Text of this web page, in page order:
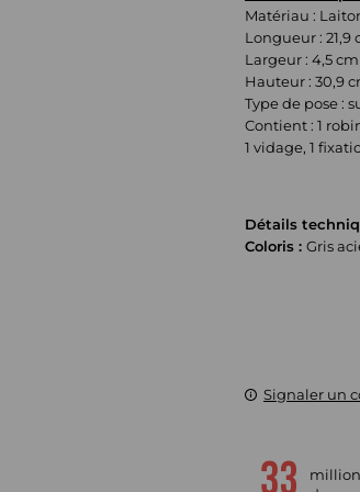
Matériau :
Longueur : 21,9
Largeur : 4,5 cm
Hauteur : 30,9
Type de pose :
Contient : 1
1 vidage, 1
Détails
Coloris :Gris
Signaler un